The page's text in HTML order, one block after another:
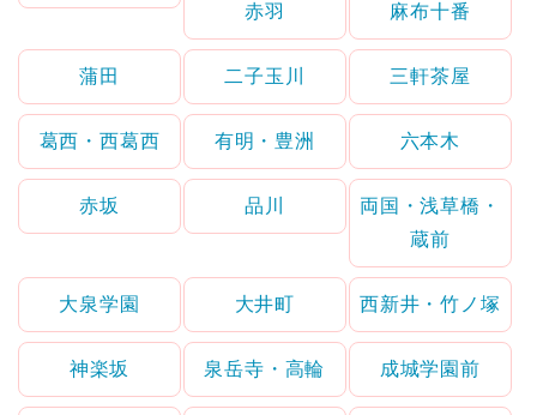
赤羽 麻布十番
蒲田 二子玉川 三軒茶屋
葛西・西葛西 有明・豊洲 六本木
赤坂 品川
両国・浅草橋・
蔵前
大泉学園 大井町 西新井・竹ノ塚
神楽坂 泉岳寺・高輪 成城学園前